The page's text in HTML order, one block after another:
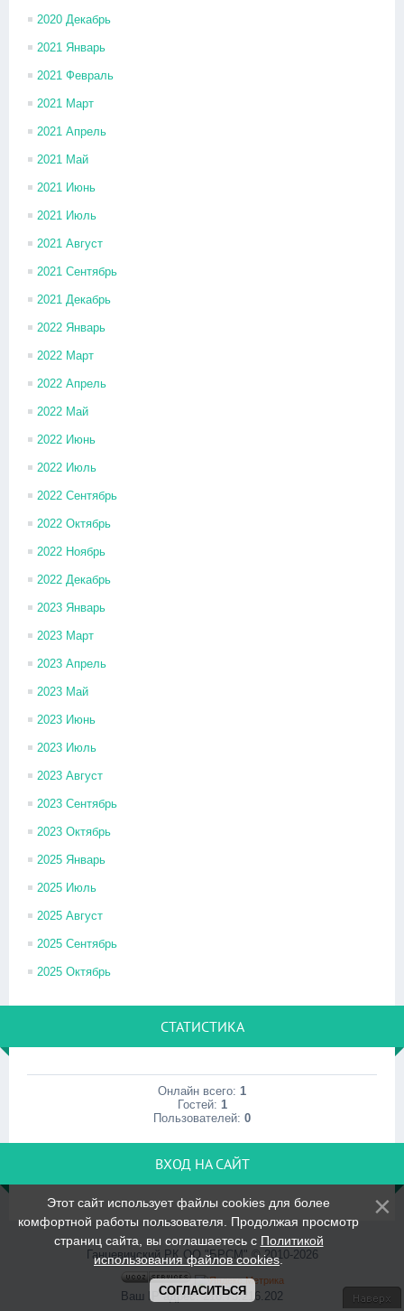
2020 Декабрь
2021 Январь
2021 Февраль
2021 Март
2021 Апрель
2021 Май
2021 Июнь
2021 Июль
2021 Август
2021 Сентябрь
2021 Декабрь
2022 Январь
2022 Март
2022 Апрель
2022 Май
2022 Июнь
2022 Июль
2022 Сентябрь
2022 Октябрь
2022 Ноябрь
2022 Декабрь
2023 Январь
2023 Март
2023 Апрель
2023 Май
2023 Июнь
2023 Июль
2023 Август
2023 Сентябрь
2023 Октябрь
2025 Январь
2025 Июль
2025 Август
2025 Сентябрь
2025 Октябрь
СТАТИСТИКА
Онлайн всего: 1
Гостей: 1
Пользователей: 0
ВХОД НА САЙТ
Ганцевичский РК ОО "БРСМ" © 2010-2026
Ваш IP адрес: 216.73.216.202
Этот сайт использует файлы cookies для более
комфортной работы пользователя. Продолжая просмотр
страниц сайта, вы соглашаетесь с Политикой
использования файлов cookies.
СОГЛАСИТЬСЯ